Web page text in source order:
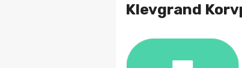
Klevgrand